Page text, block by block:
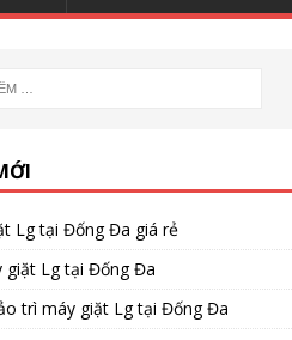
Lg tại Đống Đa giá rẻ
giặt Lg tại Đống Đa
trì máy giặt Lg tại Đống Đa